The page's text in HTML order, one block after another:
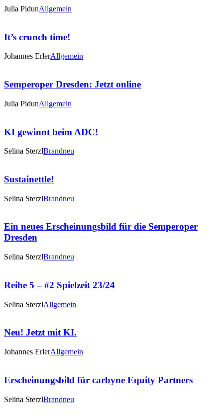
Julia PidunAllgemein
It’s crunch time!
Johannes ErlerAllgemein
Semperoper Dresden: Jetzt online
Julia PidunAllgemein
KI gewinnt beim ADC!
Selina SterzlBrandneu
Sustainettle!
Selina SterzlBrandneu
Ein neues Erscheinungsbild für die Semperoper
Dresden
Selina SterzlBrandneu
Reihe 5 – #2 Spielzeit 23/24
Selina SterzlAllgemein
Neu! Jetzt mit KI.
Johannes ErlerAllgemein
Erscheinungsbild für carbyne Equity Partners
Selina SterzlBrandneu